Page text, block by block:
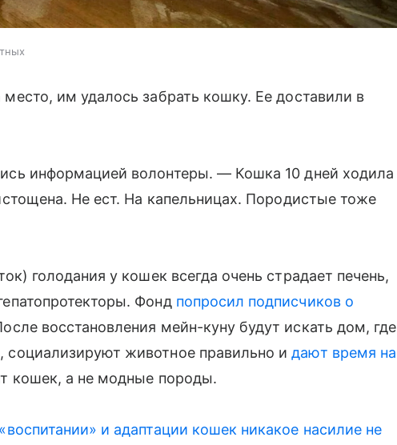
им удалось забрать кошку. Ее доставили в
информацией волонтеры. — Кошка 10 дней ходила
Не ест. На капельницах. Породистые тоже
голодания у кошек всегда очень страдает печень,
Фонд попросил подписчиков о
восстановления мейн-куну будут искать дом, где
животное правильно идают время на
кошек, а не модные породы.
и адаптации кошек никакое насилие не